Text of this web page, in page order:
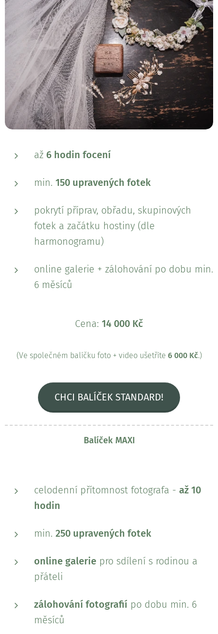
až 6 hodin focení
min. 150 upravených fotek
pokrytí příprav, obřadu, skupinových
fotek a začátku hostiny (dle
harmonogramu)
online galerie + zálohování po dobu min.
6 měsíců
Cena: 14 000 Kč
(Ve společném balíčku foto + video ušetříte 6 000 Kč.)
CHCI BALÍČEK STANDARD!
Balíček MAXI
celodenní přítomnost fotografa - až 10
hodin
min. 250 upravených fotek
online galerie pro sdílení s rodinou a
přáteli
zálohování fotografií po dobu min. 6
měsíců